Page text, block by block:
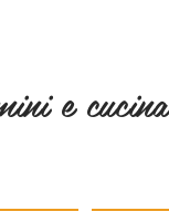
e cucina